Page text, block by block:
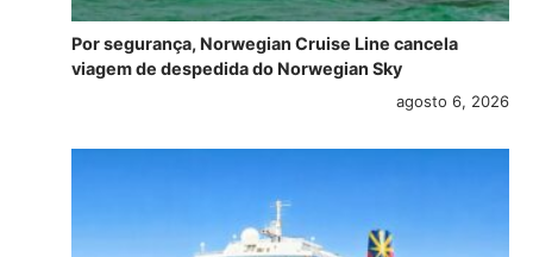
Por segurança, Norwegian Cruise Line cancela
viagem de despedida do Norwegian Sky
agosto 6, 2026